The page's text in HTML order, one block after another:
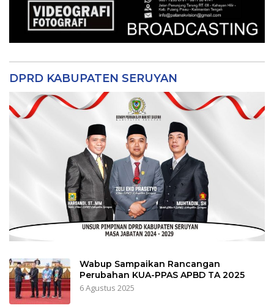
DPRD KABUPATEN SERUYAN
Wabup Sampaikan Rancangan
Perubahan KUA-PPAS APBD TA 2025
6 Agustus 2025